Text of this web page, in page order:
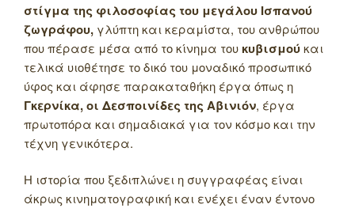
στίγμα της φιλοσοφίας του μεγάλου Ισπανού
ζωγράφου, γλύπτη και κεραμίστα, του ανθρώπου
που πέρασε μέσα από το κίνημα τουκυβισμούκαι
τελικά υιοθέτησε το δικό του μοναδικό προσωπικό
ύφος και άφησε παρακαταθήκη έργα όπως η
Γκερνίκα, οι Δεσποινίδες της Αβινιόν, έργα
πρωτοπόρα και σημαδιακά για τον κόσμο και την
τέχνη γενικότερα.
Η ιστορία που ξεδιπλώνει η συγγραφέας είναι
άκρως κινηματογραφική και ενέχει έναν έντονο